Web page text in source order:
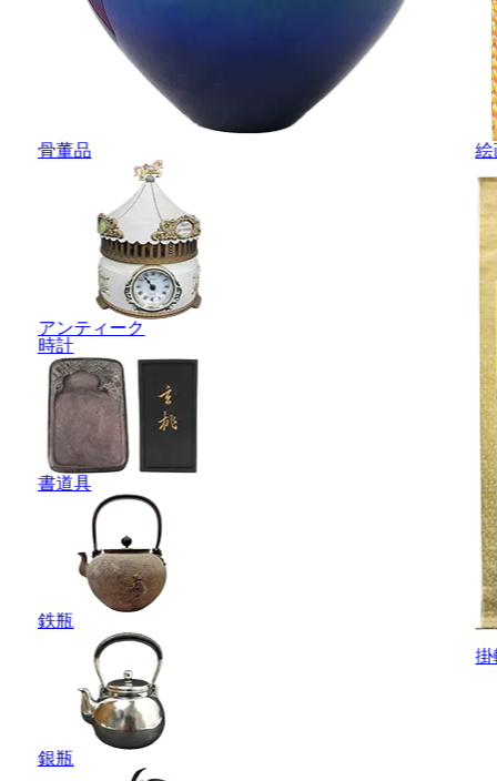
骨董品
アンティーク
時計
書道具
鉄瓶
銀瓶
絵
掛